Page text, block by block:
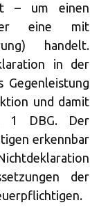
– um einen
eine mit
handelt.
in der
Gegenleistung
und damit
1 DBG. Der
erkennbar
der